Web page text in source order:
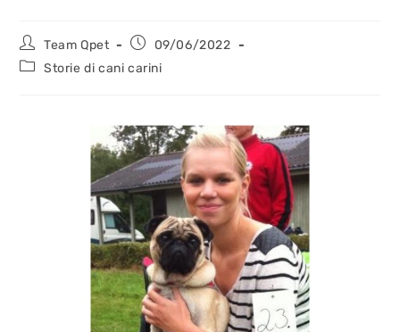
Team Qpet
09/06/2022
Storie di cani carini